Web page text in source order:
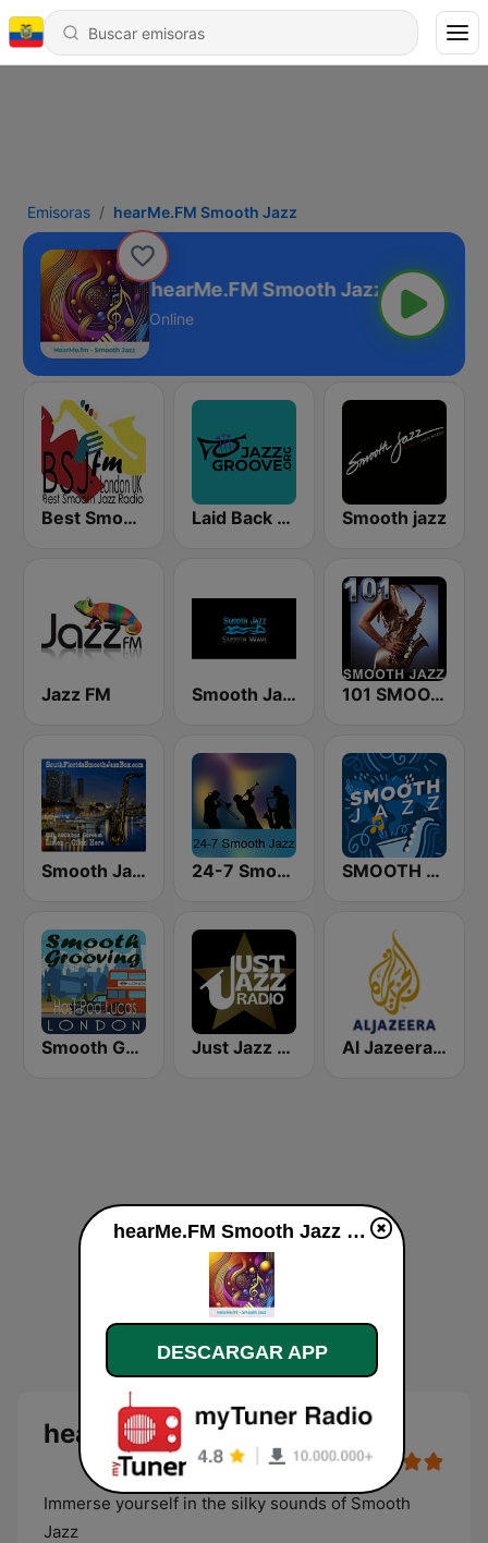
Emisoras hearMe.FM Smooth Jazz
hearMe.FM Smooth Jazz
Online
Best Smooth Jazz Laid Back Jazz Smooth jazz
Jazz FM Smooth Jazz Smooth Wave 101 SMOOTH JAZZ
Smooth Jazz Box 24-7 Smooth Jazz SMOOTH JAZZ
Smooth Grooving Just Jazz Radio - Smooth Jazz Al Jazeera English (قناة الجزيرة)
hearMe.FM Smooth Jazz
Immerse yourself in the silky sounds of Smooth
Jazz
hearMe.FM Smooth Jazz en vivo
DESCARGAR APP